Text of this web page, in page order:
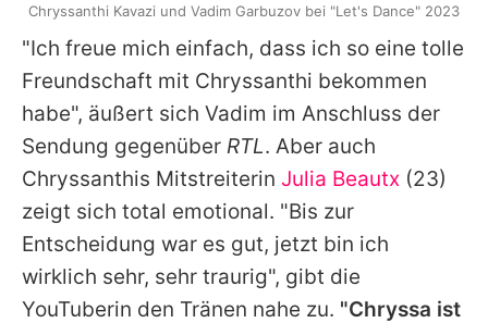
"Ich freue mich einfach, dass ich so eine tolle
Freundschaft mit Chryssanthi bekommen
habe", äußert sich Vadim im Anschluss der
Sendung gegenüber RTL. Aber auch
Chryssanthis Mitstreiterin Julia Beautx (23)
zeigt sich total emotional. "Bis zur
Entscheidung war es gut, jetzt bin ich
wirklich sehr, sehr traurig", gibt die
YouTuberin den Tränen nahe zu. "Chryssa ist
Chryssanthi Kavazi und Vadim Garbuzov bei "Let's Dance" 2023